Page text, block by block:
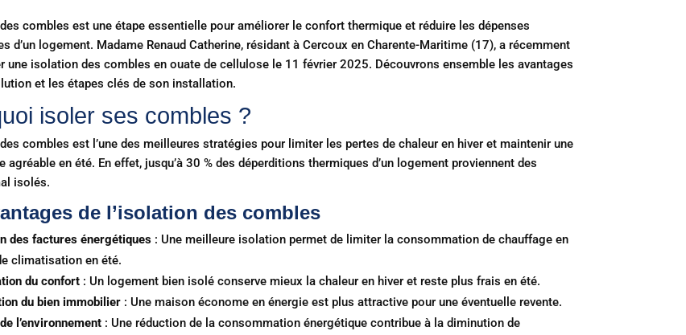
combles est une étape essentielle pour améliorer le confort thermique et réduire les dépenses
d’un logement. Madame Renaud Catherine, résidant à Cercoux en Charente-Maritime (17), a récemment
une isolation des combles en ouate de cellulose le 11 février 2025. Découvrons ensemble les avantages
et les étapes clés de son installation.
isoler ses combles ?
combles est l’une des meilleures stratégies pour limiter les pertes de chaleur en hiver et maintenir une
agréable en été. En effet, jusqu’à 30 % des déperditions thermiques d’un logement proviennent des
isolés.
de l’isolation des combles
des factures énergétiques: Une meilleure isolation permet de limiter la consommation de chauffage en
climatisation en été.
du confort: Un logement bien isolé conserve mieux la chaleur en hiver et reste plus frais en été.
du bien immobilier: Une maison économe en énergie est plus attractive pour une éventuelle revente.
l’environnement: Une réduction de la consommation énergétique contribue à la diminution de